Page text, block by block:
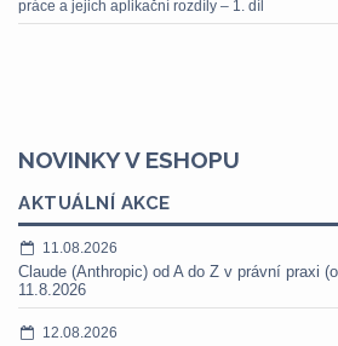
práce a jejich aplikační rozdíly – 1. díl
NOVINKY V ESHOPU
AKTUÁLNÍ AKCE
11.08.2026
Claude (Anthropic) od A do Z v právní praxi
11.8.2026
12.08.2026